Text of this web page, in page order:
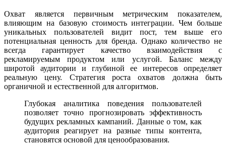
Охват является первичным метрическим показателем,
влияющим на базовую стоимость интеграции. Чем больше
уникальных пользователей видит пост, тем выше его
потенциальная ценность для бренда. Однако количество не
всегда гарантирует качество взаимодействия с
рекламируемым продуктом или услугой. Баланс между
широтой аудитории и глубиной ее интересов определяет
реальную цену. Стратегия роста охватов должна быть
органичной и естественной для алгоритмов.
Глубокая аналитика поведения пользователей
позволяет точно прогнозировать эффективность
будущих рекламных кампаний. Данные о том, как
аудитория реагирует на разные типы контента,
становятся основой для ценообразования.